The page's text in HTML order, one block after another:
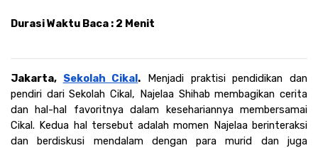
Durasi Waktu Baca : 2 Menit
Jakarta, Sekolah Cikal. Menjadi praktisi pendidikan dan
pendiri dari Sekolah Cikal, Najelaa Shihab membagikan cerita
dan hal-hal favoritnya dalam kesehariannya membersamai
Cikal. Kedua hal tersebut adalah momen Najelaa berinteraksi
dan berdiskusi mendalam dengan para murid dan juga